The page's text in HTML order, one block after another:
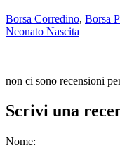
Borsa Corredino, Borsa
Neonato Nascita
non ci sono recensioni
Scrivi una
Nome: